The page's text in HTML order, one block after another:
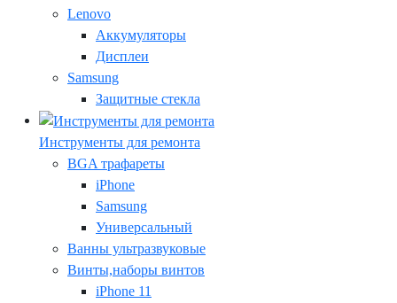
Lenovo
Аккумуляторы
Дисплеи
Samsung
Защитные стекла
Инструменты для ремонта
BGA трафареты
iPhone
Samsung
Универсальный
Ванны ультразвуковые
Винты,наборы винтов
iPhone 11